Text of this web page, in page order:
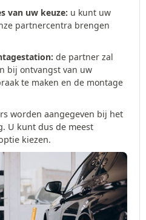
van uw keuze: u kunt uw
partnercentra brengen
de partner zal
bij ontvangst van uw
te maken en de montage
worden aangegeven bij het
U kunt dus de meest
kiezen.